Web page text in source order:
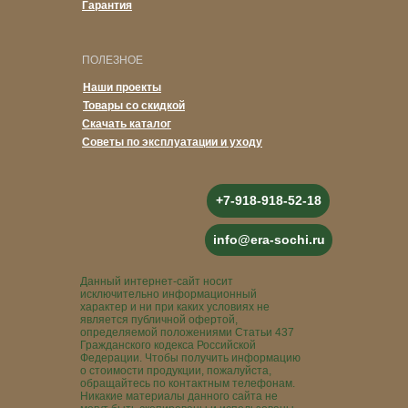
Данный интернет-сайт носит
исключительно информационный
характер и ни при каких условиях не
является публичной офертой,
определяемой положениями Статьи 437
Гражданского кодекса Российской
Федерации. Чтобы получить информацию
о стоимости продукции, пожалуйста,
обращайтесь по контактным телефонам.
Никакие материалы данного сайта не
info@era-sochi.ru
+7-918-918-52-18
Гарантия
Советы по эксплуатации и уходу
Скачать каталог
Товары со скидкой
Наши проекты
ПОЛЕЗНОЕ